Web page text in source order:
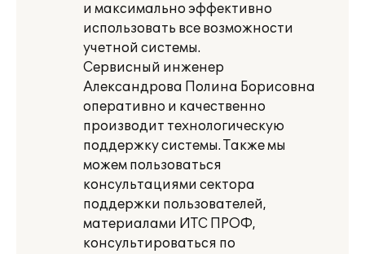
и максимально эффективно
использовать все возможности
учетной системы.
Сервисный инженер
Александрова Полина Борисовна
оперативно и качественно
производит технологическую
поддержку системы. Также мы
можем пользоваться
консультациями сектора
поддержки пользователей,
материалами ИТС ПРОФ,
консультироваться по